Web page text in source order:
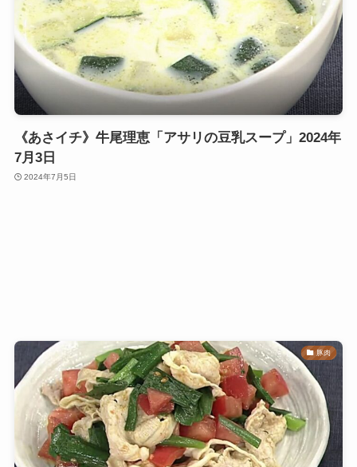
《あさイチ》牛尾理恵「アサリの豆乳スープ」2024年
7月3日
2024年7月5日
豚肉